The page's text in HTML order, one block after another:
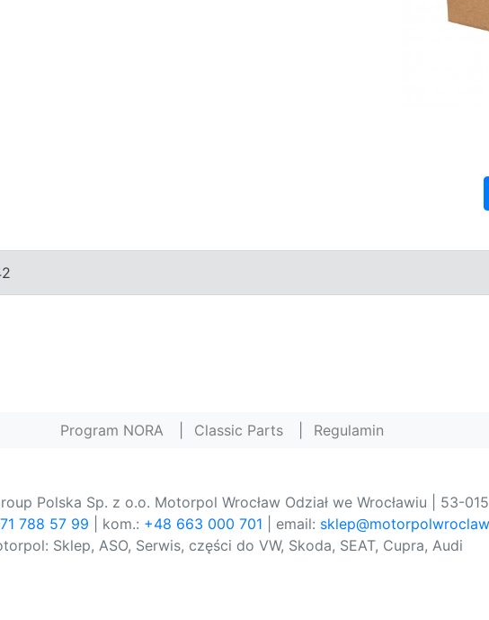
Program NORA Classic Parts Regulamin
Polska Sp. z o.o. Motorpol Wrocław Odział we Wrocławiu | 53-
788 57 99 | kom.: +48 663 000 701 | email:
Sklep, ASO, Serwis, części do VW, Skoda, SEAT, Cupra, Audi